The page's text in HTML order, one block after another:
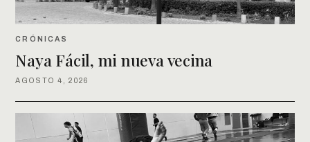
CRÓNICAS
Naya Fácil, mi nueva vecina
AGOSTO 4, 2026